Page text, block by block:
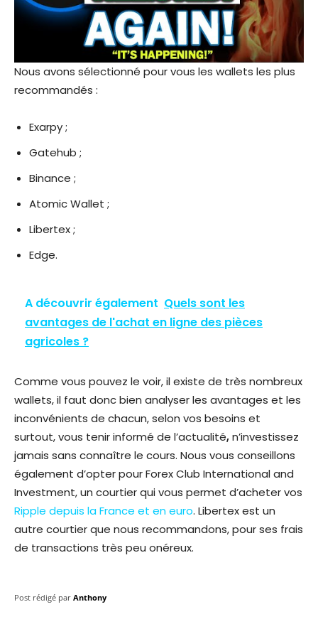
Nous avons sélectionné pour vous les wallets les plus
recommandés :
Exarpy ;
Gatehub ;
Binance ;
Atomic Wallet ;
Libertex ;
Edge.
A découvrir également Quels sont les
avantages de l'achat en ligne des pièces
agricoles ?
Comme vous pouvez le voir, il existe de très nombreux
wallets, il faut donc bien analyser les avantages et les
inconvénients de chacun, selon vos besoins et
surtout, vous tenir informé de l’actualité,n’investissez
jamais sans connaître le cours. Nous vous conseillons
également d’opter pour Forex Club International and
Investment, un courtier qui vous permet d’acheter vos
Ripple depuis la France et en euro. Libertex est un
autre courtier que nous recommandons, pour ses frais
de transactions très peu onéreux.
Post rédigé par Anthony